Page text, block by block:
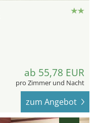
ab 55,78 EUR
pro Zimmer und Nacht
zum Angebot